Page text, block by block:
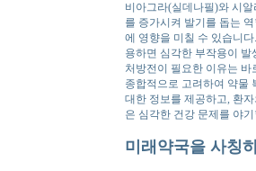
비아그라(실데나필)와 시
를 증가시켜 발기를 돕는
에 영향을 미칠 수 있습니
용하면 심각한 부작용이 발
처방전이 필요한 이유는
종합적으로 고려하여 약물
대한 정보를 제공하고, 환
은 심각한 건강 문제를 야
미래약국을 사칭